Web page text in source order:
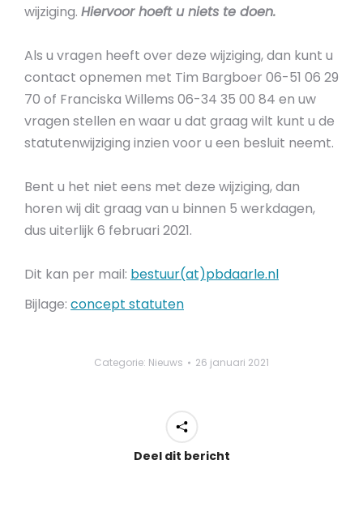
wijziging. Hiervoor hoeft u niets te doen.
Als u vragen heeft over deze wijziging, dan kunt u
contact opnemen met Tim Bargboer 06-51 06 29
70 of Franciska Willems 06-34 35 00 84 en uw
vragen stellen en waar u dat graag wilt kunt u de
statutenwijziging inzien voor u een besluit neemt.
Bent u het niet eens met deze wijziging, dan
horen wij dit graag van u binnen 5 werkdagen,
dus uiterlijk 6 februari 2021.
Dit kan per mail: bestuur(at)pbdaarle.nl
Bijlage: concept statuten
Categorie: Nieuws 26 januari 2021
Deel dit bericht